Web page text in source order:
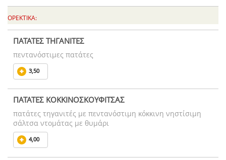
ΟΡΕΚΤΙΚΑ:
ΠΑΤΑΤΕΣ ΤΗΓΑΝΙΤΕΣ
πεντανόστιμες πατάτες
3,50
ΠΑΤΑΤΕΣ ΚΟΚΚΙΝΟΣΚΟΥΦΙΤΣΑΣ
πατάτες τηγανιτές με πεντανόστιμη κόκκινη νηστίσιμη
σάλτσα ντομάτας με θυμάρι
4,00